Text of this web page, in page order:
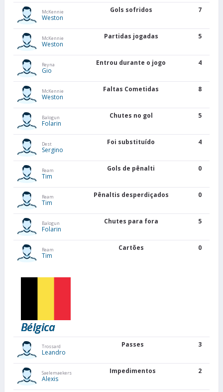
McKennie
Weston
Gols sofridos 7
McKennie
Weston
Partidas jogadas 5
Reyna
Gio
Entrou durante o jogo 4
McKennie
Weston
Faltas Cometidas 8
Balogun
Folarin
Chutes no gol 5
Dest
Sergino
Foi substituído 4
Ream
Tim
Gols de pênalti 0
Ream
Tim
Pênaltis desperdiçados 0
Balogun
Folarin
Chutes para fora 5
Ream
Tim
Cartões 0
Bélgica
Trossard
Leandro
Passes 3
Saelemaekers
Alexis
Impedimentos 2